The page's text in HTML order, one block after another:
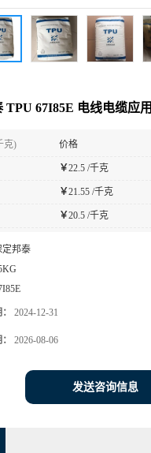
TPU 67I85E 电线电缆应用
克) 价格
￥22.5 /千克
￥21.55 /千克
￥20.5 /千克
定邦泰
2024-12-31
2026-08-06
发送咨询信息